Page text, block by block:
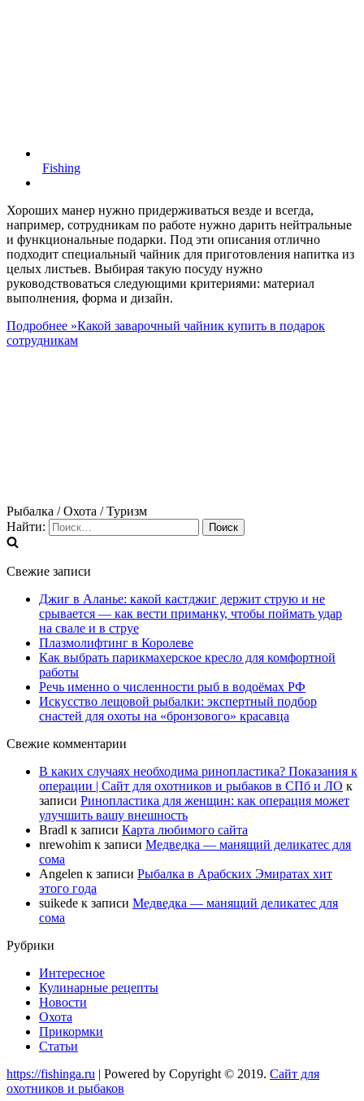
Fishing
Хороших манер нужно придерживаться везде и всегда,
например, сотрудникам по работе нужно дарить нейтральные
и функциональные подарки. Под эти описания отлично
подходит специальный чайник для приготовления напитка из
целых листьев. Выбирая такую посуду нужно
руководствоваться следующими критериями: материал
выполнения, форма и дизайн.
Подробнее »Какой заварочный чайник купить в подарок
сотрудникам
Рыбалка / Охота / Туризм
Найти:
Свежие записи
Джиг в Аланье: какой кастджиг держит струю и не
срывается — как вести приманку, чтобы поймать удар
на свале и в струе
Плазмолифтинг в Королеве
Как выбрать парикмахерское кресло для комфортной
работы
Речь именно о численности рыб в водоёмах РФ
Искусство лещовой рыбалки: экспертный подбор
снастей для охоты на «бронзового» красавца
Свежие комментарии
В каких случаях необходима ринопластика? Показания к
операции | Сайт для охотников и рыбаков в СПб и ЛО к
записи Ринопластика для женщин: как операция может
улучшить вашу внешность
Bradl к записи Карта любимого сайта
nrewohim к записи Медведка — манящий деликатес для
сома
Angelen к записи Рыбалка в Арабских Эмиратах хит
этого года
suikede к записи Медведка — манящий деликатес для
сома
Рубрики
Интересное
Кулинарные рецепты
Новости
Охота
Прикормки
Статьи
https://fishinga.ru | Powered by Copyright © 2019. Сайт для
охотников и рыбаков